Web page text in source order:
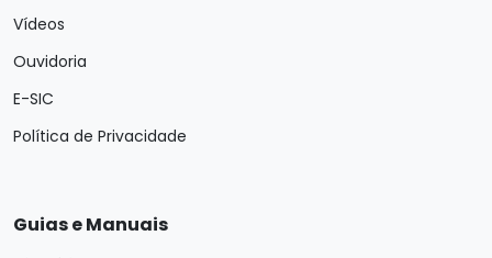
Vídeos
Ouvidoria
E-SIC
Política de Privacidade
Guias e Manuais